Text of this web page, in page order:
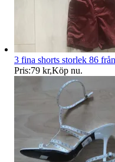
3 fina shorts storlek 86
Pris:79 kr,Köp nu.